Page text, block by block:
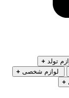
تولد +
لوازم شخصی +
+